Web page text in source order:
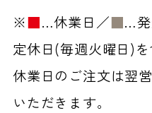
※■…休業日／■…発
定休日(毎週火曜日)
休業日のご注文は翌
いただきます。